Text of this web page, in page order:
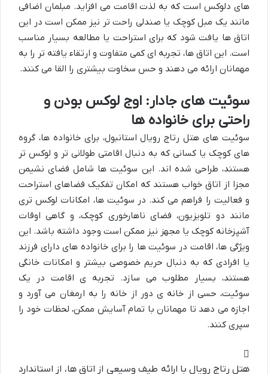
های دلوکس است که به لذت اقامت می افزاید. مبلمان اضافی
مانند یک مبل کوچک یا صندلی راحت تر نیز ممکن است در این
اتاق ها یافت شود که برای استراحت یا مطالعه بسیار مناسب
است. این اتاق ها، تجربه ای کمی متفاوت و ارتقاء یافته تر را به
مهمانان ارائه می دهند و حس سخاوت بیشتری را القا می کنند.
سوئیت های جادار: اوج لوکس بودن و
راحتی برای خانواده ها
سوئیت های هتل رتاج رویال استانبول، برای خانواده ها، گروه
های کوچک یا کسانی که به دنبال اقامتی طولانی تر و لوکس تر
هستند، طراحی شده اند. این سوئیت ها شامل فضای نشیمن
مجزا از اتاق خواب هستند که امکان تفکیک فضاهای استراحت
و فعالیت را فراهم می کند. در سوئیت ها، امکانات لوکس تری
مانند دو تلویزیون، فضای ناهارخوری کوچک، و گاهی اوقات
آشپزخانه کوچک یا مجهز نیز ممکن است وجود داشته باشد. این
ویژگی ها، اقامت در سوئیت ها را برای خانواده های دارای فرزند
یا افرادی که به دنبال حریم خصوصی بیشتر و امکانات خانگی
هستند، بسیار مطلوب می سازد. تجربه ی اقامت در یک
سوئیت، حسی از خانه ی دور از خانه را به ارمغان می آورد و
اجازه می دهد تا مهمانان با تمام آسایش ممکن، لحظات خود را
سپری کنند.
هتل رتاج رویال با ارائه طیف وسیعی از اتاق ها، از استاندارد